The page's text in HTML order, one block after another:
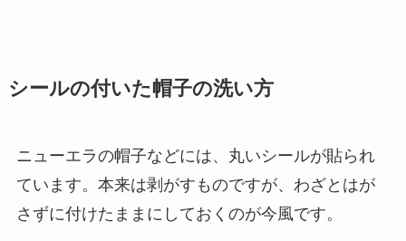
シールの付いた帽子の洗い方
ニューエラの帽子などには、丸いシールが貼られ
ています。本来は剥がすものですが、わざとはが
さずに付けたままにしておくのが今風です。